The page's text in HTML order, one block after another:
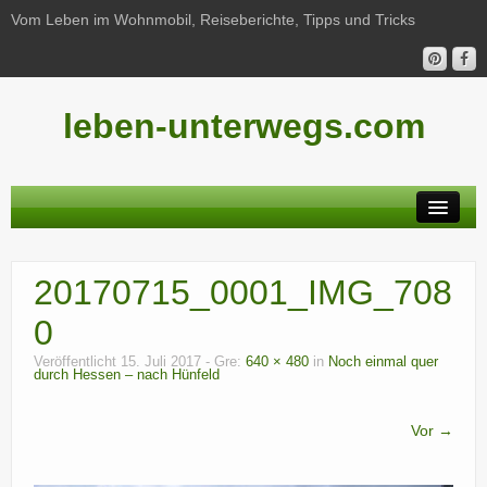
Vom Leben im Wohnmobil, Reiseberichte, Tipps und Tricks
leben-unterwegs.com
Reiseberichte
Unterwegs
Haushalt
20170715_0001_IMG_708
0
Veröffentlicht 15. Juli 2017 - Gre: 640 × 480 in Noch einmal quer
durch Hessen – nach Hünfeld
Vor →